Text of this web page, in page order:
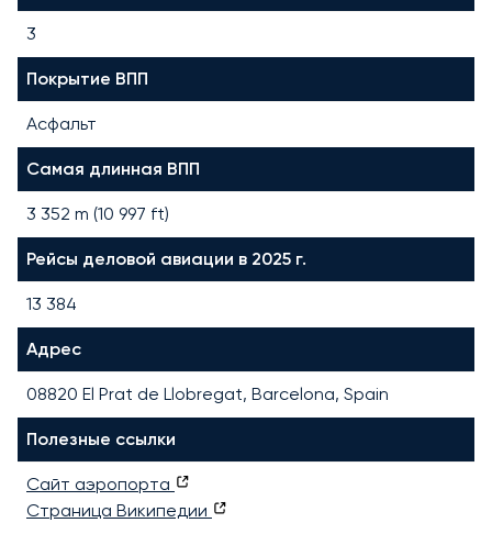
3
Покрытие ВПП
Асфальт
Самая длинная ВПП
3 352 m (10 997 ft)
Рейсы деловой авиации в 2025 г.
13 384
Адрес
08820 El Prat de Llobregat, Barcelona, Spain
Полезные ссылки
Сайт аэропорта
Страница Википедии